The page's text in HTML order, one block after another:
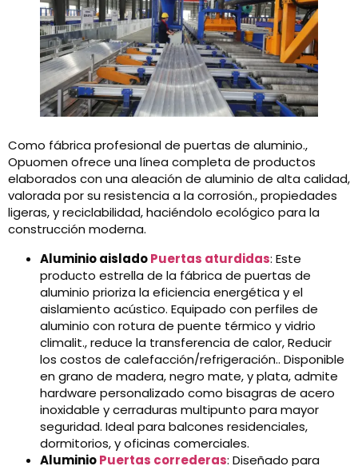
Como fábrica profesional de puertas de aluminio.,
Opuomen ofrece una línea completa de productos
elaborados con una aleación de aluminio de alta calidad,
valorada por su resistencia a la corrosión., propiedades
ligeras, y reciclabilidad, haciéndolo ecológico para la
construcción moderna.
Aluminio aisladoPuertas aturdidas: Este
producto estrella de la fábrica de puertas de
aluminio prioriza la eficiencia energética y el
aislamiento acústico. Equipado con perfiles de
aluminio con rotura de puente térmico y vidrio
climalit., reduce la transferencia de calor, Reducir
los costos de calefacción/refrigeración.. Disponible
en grano de madera, negro mate, y plata, admite
hardware personalizado como bisagras de acero
inoxidable y cerraduras multipunto para mayor
seguridad. Ideal para balcones residenciales,
dormitorios, y oficinas comerciales.
AluminioPuertas correderas: Diseñado para